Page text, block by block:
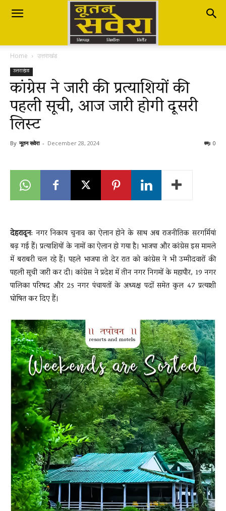
Nutan
Savera
नूतन
सवेरा
News
LIVE
Home उत्तराखंड
उत्तराखंड
कांग्रेस ने जारी की प्रत्याशियों की
पहली सूची, आज जारी होगी दूसरी
लिस्ट
By नूतन सवेरा - December 28, 2024 0
देहरादून: नगर निकाय चुनाव का ऐलान होने के साथ अब राजनीतिक सरगर्मियां
बढ़ गई हैं। प्रत्याशियों के नामों का ऐलान हो गया है। भाजपा और कांग्रेस इस मामले
में बराबरी चल रहे हैं। पहले भाजपा तो देर रात को कांग्रेस ने भी उम्मीदवारों की
पहली सूची जारी कर दी। कांग्रेस ने प्रदेश में तीन नगर निगमों के महापौर, 19 नगर
पालिका परिषद और 25 नगर पंचायतों के अध्यक्ष पदाें समेत कुल 47 प्रत्याशी
घोषित कर दिए हैं।